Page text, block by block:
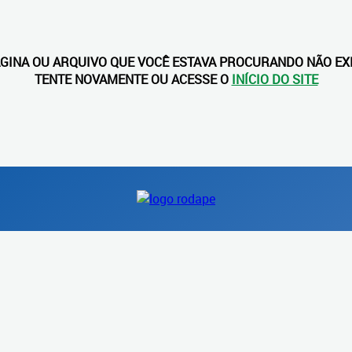
OU ARQUIVO QUE VOCÊ ESTAVA PROCURANDO NÃO
TENTE NOVAMENTE OU ACESSE O INÍCIO DO SITE